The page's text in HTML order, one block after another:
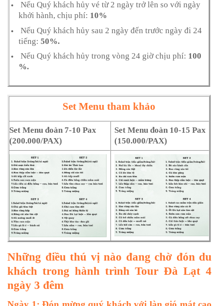
Nếu Quý khách hủy vé từ 2 ngày trở lên so với ngày
khởi hành, chịu phí: 10%
Nếu Quý khách hủy sau 2 ngày đến trước ngày đi 24
tiếng: 50%.
Nếu Quý khách hủy trong vòng 24 giờ chịu phí: 100
%.
Set Menu tham khảo
Set Menu đoàn 7-10 Pax
(200.000/PAX)
Set Menu đoàn 10-15 Pax
(150.000/PAX)
Những điều thú vị nào đang chờ đón du
khách trong hành trình Tour Đà Lạt 4
ngày 3 đêm